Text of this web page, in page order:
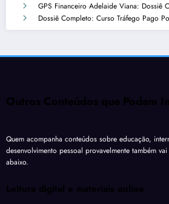
GPS Financeiro Adelaide Viana: Dossiê
Dossiê Completo: Curso Tráfego Pago
Outros Conteúdos que Podem
Quem acompanha conteúdos sobre educação,
desenvolvimento pessoal provavelmente também
abaixo.
Leitura digital e materiais online